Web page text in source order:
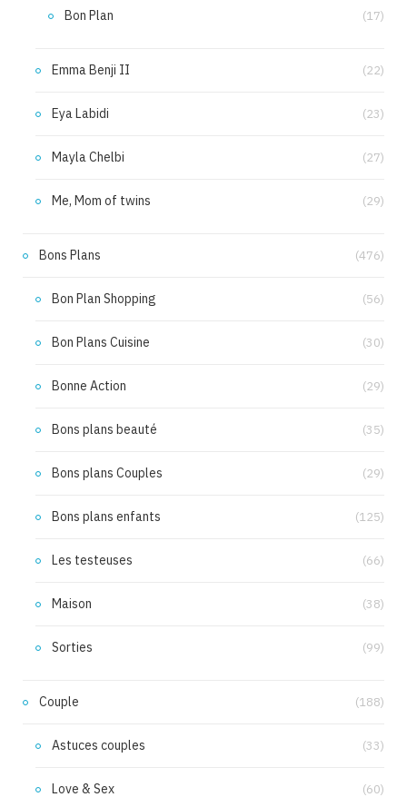
Bon Plan (17)
Emma Benji II (22)
Eya Labidi (23)
Mayla Chelbi (27)
Me, Mom of twins (29)
Bons Plans (476)
Bon Plan Shopping (56)
Bon Plans Cuisine (30)
Bonne Action (29)
Bons plans beauté (35)
Bons plans Couples (29)
Bons plans enfants (125)
Les testeuses (66)
Maison (38)
Sorties (99)
Couple (188)
Astuces couples (33)
Love & Sex (60)